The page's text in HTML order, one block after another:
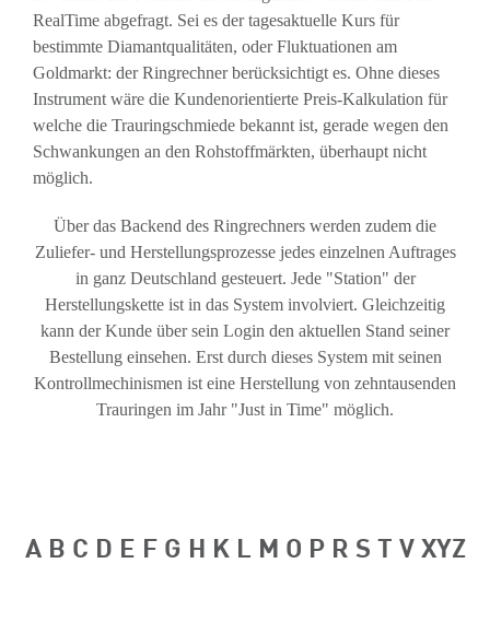
RealTime abgefragt. Sei es der tagesaktuelle Kurs für
bestimmte Diamantqualitäten, oder Fluktuationen am
Goldmarkt: der Ringrechner berücksichtigt es. Ohne dieses
Instrument wäre die Kundenorientierte Preis-Kalkulation für
welche die Trauringschmiede bekannt ist, gerade wegen den
Schwankungen an den Rohstoffmärkten, überhaupt nicht
möglich.
Über das Backend des Ringrechners werden zudem die
Zuliefer- und Herstellungsprozesse jedes einzelnen Auftrages
in ganz Deutschland gesteuert. Jede "Station" der
Herstellungskette ist in das System involviert. Gleichzeitig
kann der Kunde über sein Login den aktuellen Stand seiner
Bestellung einsehen. Erst durch dieses System mit seinen
Kontrollmechinismen ist eine Herstellung von zehntausenden
Trauringen im Jahr "Just in Time" möglich.
A B C D E F G H K L M O P RSTVXYZ